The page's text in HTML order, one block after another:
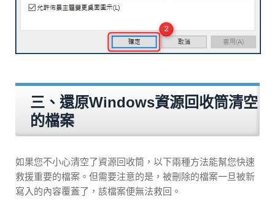
三、還原Windows資源回收筒清空
的檔案
如果您不小心清空了資源回收筒，以下兩種方法能幫您快速
救援重要的檔案。但需要注意的是，被刪除的檔案一旦被新
寫入的內容覆蓋了，該檔案便無法救回。